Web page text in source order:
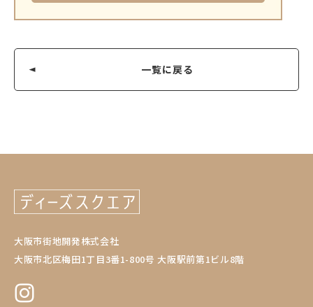
一覧に戻る
大阪市街地開発株式会社
大阪市北区梅田1丁目3番1-800号 大阪駅前第1ビル8階